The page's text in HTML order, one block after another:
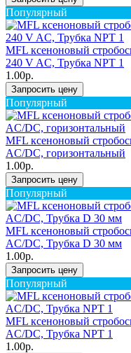
Популярный
MFL ксеноновый
240 V AC, Трубка NPT 1
1.00р.
Запросить цену
Популярный
MFL ксеноновый
AC/DC, горизонтальный
1.00р.
Запросить цену
Популярный
MFL ксеноновый
AC/DC, Трубка D 30 мм
1.00р.
Запросить цену
Популярный
MFL ксеноновый
AC/DC, Трубка NPT 1
1.00р.